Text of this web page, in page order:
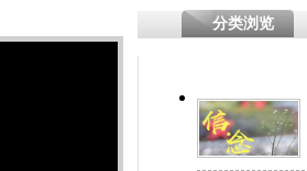
分类浏览